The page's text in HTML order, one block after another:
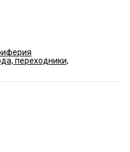
переходники,